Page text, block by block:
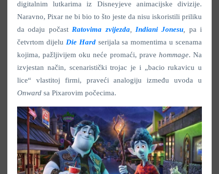
digitalnim lutkarima iz Disneyjeve animacijske divizije.
Naravno, Pixar ne bi bio to što jeste da nisu iskoristili priliku
da odaju počast Ratovima zvijezda Indiani Jonesu
pa i
četvrtom dijelu Die Hard serijala sa momentima u scenama
kojima, pažljivijem oku neće promaći, prave hommage. Na
izvjestan način, scenaristički trojac je i „bacio rukavicu u
lice“ vlastitoj firmi, praveći analogiju između uvoda u
Onward sa Pixarovim počecima.